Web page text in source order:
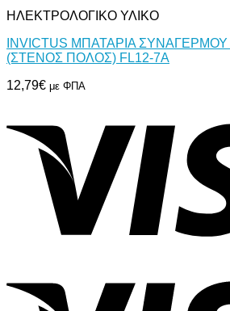
ΗΛΕΚΤΡΟΛΟΓΙΚΟ ΥΛΙΚΟ
INVICTUS ΜΠΑΤΑΡΙΑ ΣΥΝΑΓΕΡΜΟΥ
(ΣΤΕΝΟΣ ΠΟΛΟΣ) FL12-7A
12,79€ με ΦΠΑ